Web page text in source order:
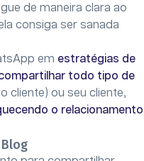
de maneira clara ao
consiga ser sanada
em estratégias de
todo tipo de
cliente) ou seu cliente,
o relacionamento